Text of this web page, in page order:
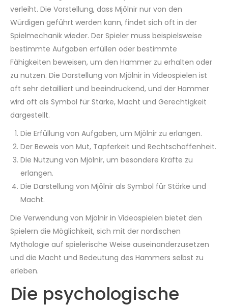
verleiht. Die Vorstellung, dass Mjölnir nur von den
Würdigen geführt werden kann, findet sich oft in der
Spielmechanik wieder. Der Spieler muss beispielsweise
bestimmte Aufgaben erfüllen oder bestimmte
Fähigkeiten beweisen, um den Hammer zu erhalten oder
zu nutzen. Die Darstellung von Mjölnir in Videospielen ist
oft sehr detailliert und beeindruckend, und der Hammer
wird oft als Symbol für Stärke, Macht und Gerechtigkeit
dargestellt.
Die Erfüllung von Aufgaben, um Mjölnir zu erlangen.
Der Beweis von Mut, Tapferkeit und Rechtschaffenheit.
Die Nutzung von Mjölnir, um besondere Kräfte zu
erlangen.
Die Darstellung von Mjölnir als Symbol für Stärke und
Macht.
Die Verwendung von Mjölnir in Videospielen bietet den
Spielern die Möglichkeit, sich mit der nordischen
Mythologie auf spielerische Weise auseinanderzusetzen
und die Macht und Bedeutung des Hammers selbst zu
erleben.
Die psychologische